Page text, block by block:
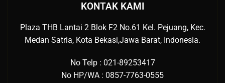
KONTAK KAMI
Plaza THB Lantai 2 Blok F2 No.61 Kel. Pejuang, Kec.
Medan Satria, Kota Bekasi,Jawa Barat, Indonesia.
No Telp : 021-89253417
No HP/WA : 0857-7763-0555